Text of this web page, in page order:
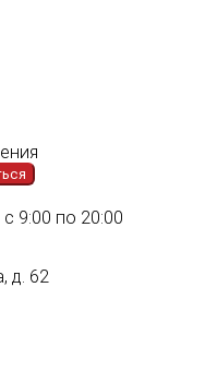
9:00 по 20:00
д. 62